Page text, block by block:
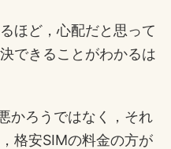
ほど，心配だと思って
できることがわかるは
かろうではなく，それ
格安SIMの料金の方が